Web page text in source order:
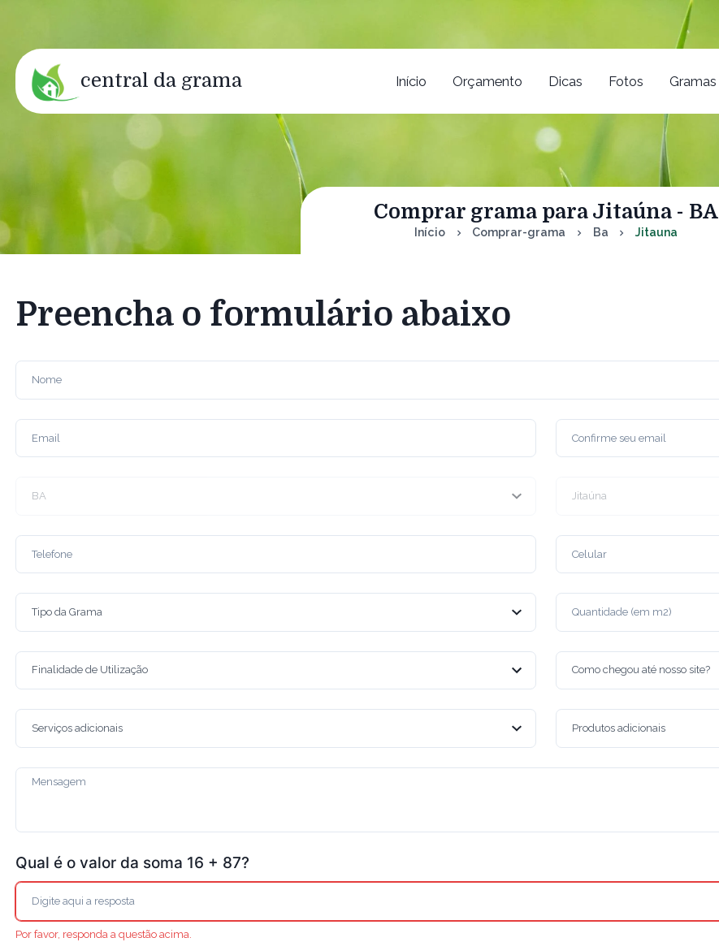
central da grama Início Orçamento Dicas Fotos Gramas
Comprar grama para Jitaúna - BA
Início Comprar-grama Ba Jitauna
Preencha o formulário abaixo
Qual é o valor da soma 16 + 87?
Por favor, responda a questão acima.